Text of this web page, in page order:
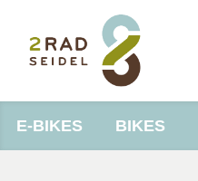
E-BIKES BIKES